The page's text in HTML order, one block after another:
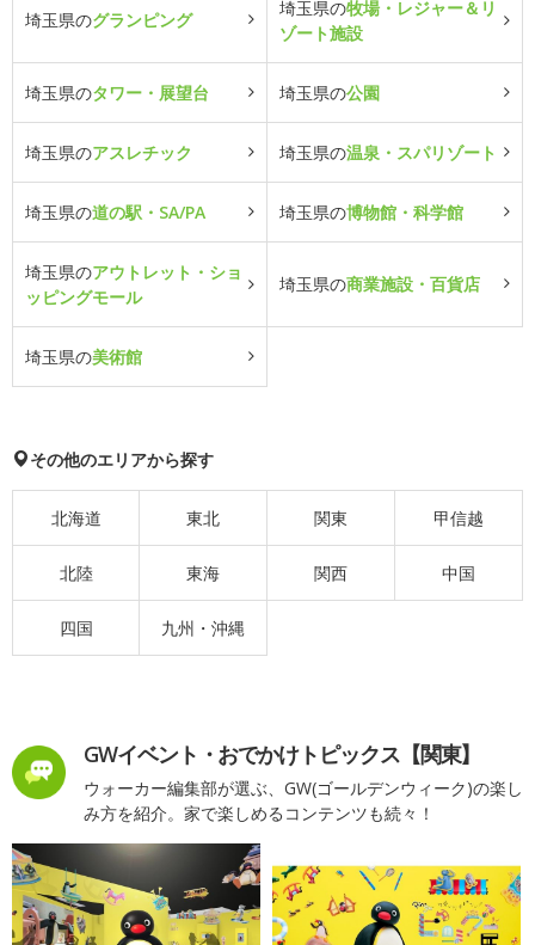
埼玉県のグランピング
埼玉県の牧場・レジャー＆リ
ゾート施設
埼玉県のタワー・展望台 埼玉県の公園
埼玉県のアスレチック 埼玉県の温泉・スパリゾート
埼玉県の道の駅・SA/PA 埼玉県の博物館・科学館
埼玉県のアウトレット・ショ
ッピングモール
埼玉県の商業施設・百貨店
埼玉県の美術館
その他のエリアから探す
北海道 東北 関東 甲信越
北陸 東海 関西 中国
四国 九州・沖縄
GWイベント・おでかけトピックス【関東】
ウォーカー編集部が選ぶ、GW(ゴールデンウィーク)の楽し
み方を紹介。家で楽しめるコンテンツも続々！